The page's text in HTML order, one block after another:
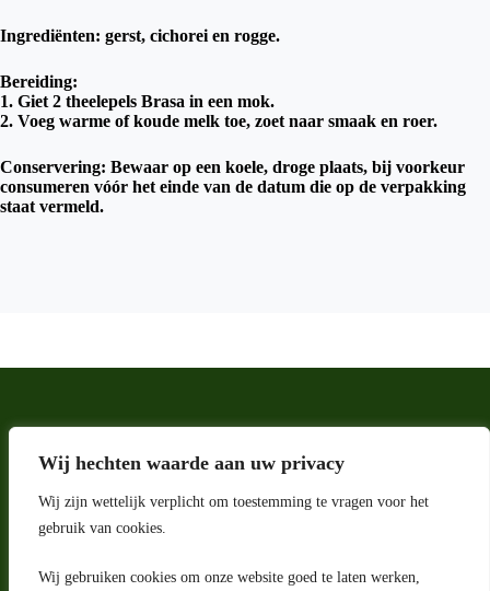
Wij hechten waarde aan uw privacy
Wij zijn wettelijk verplicht om toestemming te vragen voor het
gebruik van cookies.
Wij gebruiken cookies om onze website goed te laten werken,
Ingrediënten: gerst, cichorei en rogge.
Bereiding:
1. Giet 2 theelepels Brasa in een mok.
2. Voeg warme of koude melk toe, zoet naar smaak en roer.
Conservering: Bewaar op een koele, droge plaats, bij voorkeur
consumeren vóór het einde van de datum die op de verpakking
staat vermeld.